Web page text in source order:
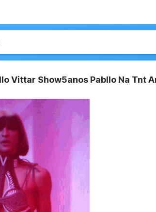
Vittar Show5anos Pabllo Na Tnt